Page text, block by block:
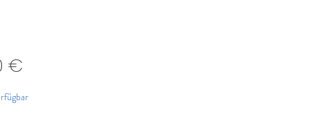
€Preis